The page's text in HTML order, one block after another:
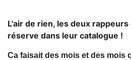
L'air de rien, les deux
réserve dans leur catalogue !
Ca faisait des mois et des mois